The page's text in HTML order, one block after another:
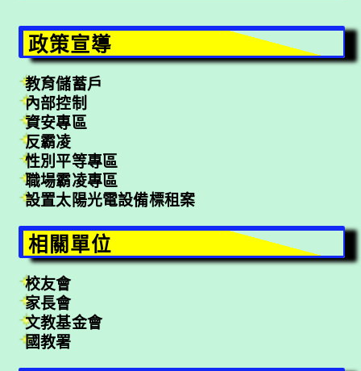
政策宣導
教育儲蓄戶
內部控制
資安專區
反霸凌
性別平等專區
職場霸凌專區
設置太陽光電設備標租案
相關單位
校友會
家長會
文教基金會
國教署